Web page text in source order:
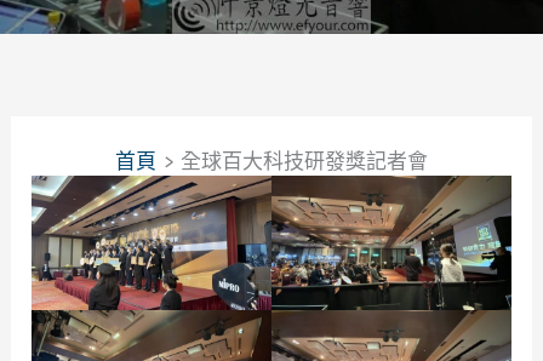
首頁 全球百大科技研發獎記者會